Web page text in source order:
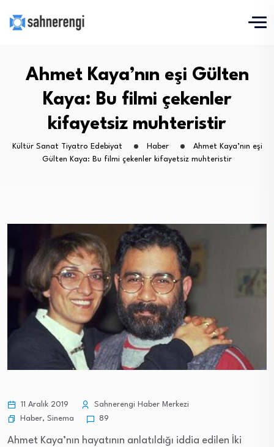
Ahmet Kaya’nın eşi Gülten
Kaya: Bu filmi çekenler
kifayetsiz muhteristir
Kültür Sanat Tiyatro Edebiyat Haber
Ahmet Kaya’nın eşi
Gülten Kaya: Bu filmi çekenler kifayetsiz muhteristir
11 Aralık 2019
Sahnerengi Haber Merkezi
Haber, Sinema 89
Ahmet Kaya’nın hayatının anlatıldığı iddia edilen İki